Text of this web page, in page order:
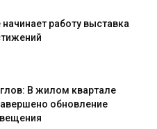
работу выставка
В жилом квартале
обновление